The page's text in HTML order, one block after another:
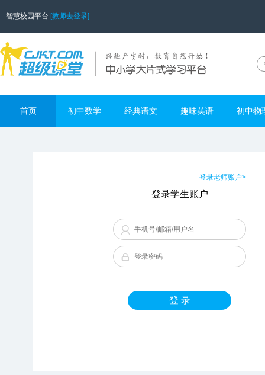
智慧校园平台 [教师去登录]
首页 初中数学 经典语文 趣味英语 初中物
登录老师账户>
登录学生账户
登 录